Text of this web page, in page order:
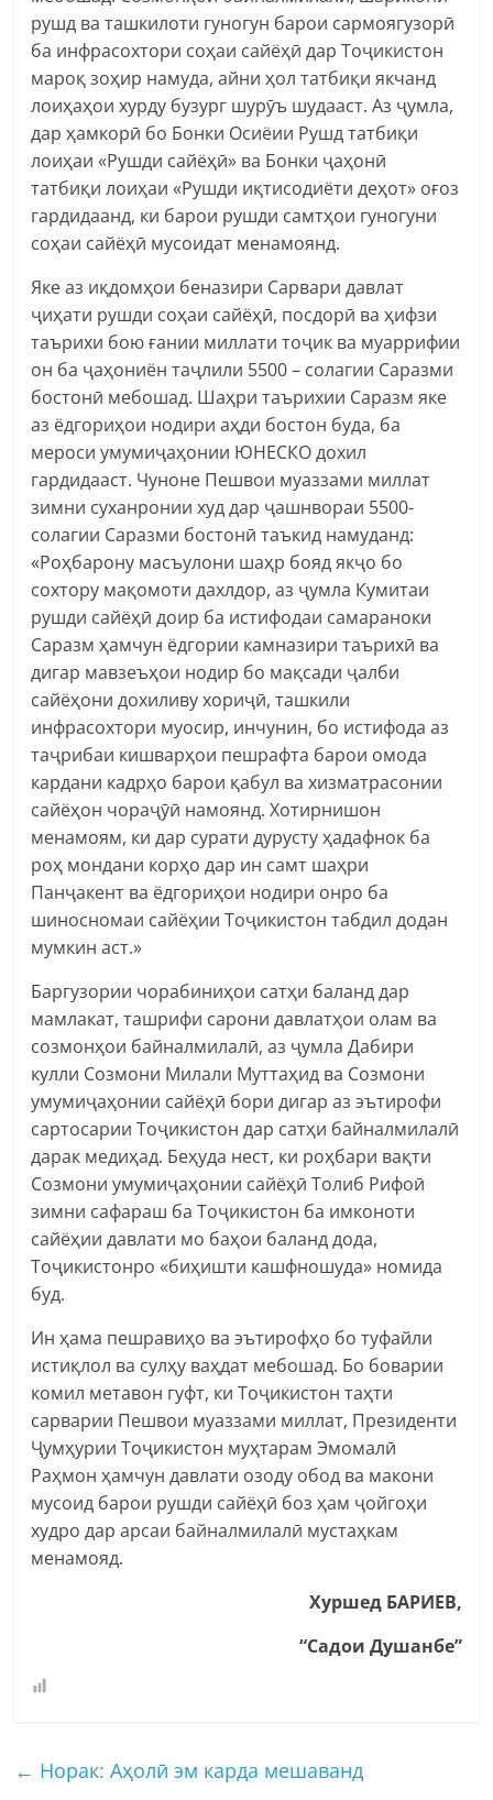
рушд ва ташкилоти гуногун барои сармоягузорӣ
ба инфрасохтори соҳаи сайёҳӣ дар Тоҷикистон
мароқ зоҳир намуда, айни ҳол татбиқи якчанд
лоиҳаҳои хурду бузург шурӯъ шудааст. Аз ҷумла,
дар ҳамкорӣ бо Бонки Осиёии Рушд татбиқи
лоиҳаи «Рушди сайёҳӣ» ва Бонки ҷаҳонӣ
татбиқи лоиҳаи «Рушди иқтисодиёти деҳот» оғоз
гардидаанд, ки барои рушди самтҳои гуногуни
соҳаи сайёҳӣ мусоидат менамоянд.
Яке аз иқдомҳои беназири Сарвари давлат
ҷиҳати рушди соҳаи сайёҳӣ, посдорӣ ва ҳифзи
таърихи бою ғании миллати тоҷик ва муаррифии
он ба ҷаҳониён таҷлили 5500 – солагии Саразми
бостонӣ мебошад. Шаҳри таърихии Саразм яке
аз ёдгориҳои нодири аҳди бостон буда, ба
мероси умумиҷаҳонии ЮНЕСКО дохил
гардидааст. Чуноне Пешвои муаззами миллат
зимни суханронии худ дар ҷашнвораи 5500-
солагии Саразми бостонӣ таъкид намуданд:
«Роҳбарону масъулони шаҳр бояд якҷо бо
сохтору мақомоти дахлдор, аз ҷумла Кумитаи
рушди сайёҳӣ доир ба истифодаи самараноки
Саразм ҳамчун ёдгории камназири таърихӣ ва
дигар мавзеъҳои нодир бо мақсади ҷалби
сайёҳони дохиливу хориҷӣ, ташкили
инфрасохтори муосир, инчунин, бо истифода аз
таҷрибаи кишварҳои пешрафта барои омода
кардани кадрҳо барои қабул ва хизматрасонии
сайёҳон чораҷӯӣ намоянд. Хотирнишон
менамоям, ки дар сурати дурусту ҳадафнок ба
роҳ мондани корҳо дар ин самт шаҳри
Панҷакент ва ёдгориҳои нодири онро ба
шиносномаи сайёҳии Тоҷикистон табдил додан
мумкин аст.»
Баргузории чорабиниҳои сатҳи баланд дар
мамлакат, ташрифи сарони давлатҳои олам ва
созмонҳои байналмилалӣ, аз ҷумла Дабири
кулли Созмони Милали Муттаҳид ва Созмони
умумиҷаҳонии сайёҳӣ бори дигар аз эътирофи
сартосарии Тоҷикистон дар сатҳи байналмилалӣ
дарак медиҳад. Беҳуда нест, ки роҳбари вақти
Созмони умумиҷаҳонии сайёҳӣ Толиб Рифоӣ
зимни сафараш ба Тоҷикистон ба имконоти
сайёҳии давлати мо баҳои баланд дода,
Тоҷикистонро «биҳишти кашфношуда» номида
буд.
Ин ҳама пешравиҳо ва эътирофҳо бо туфайли
истиқлол ва сулҳу ваҳдат мебошад. Бо боварии
комил метавон гуфт, ки Тоҷикистон таҳти
сарварии Пешвои муаззами миллат, Президенти
Ҷумҳурии Тоҷикистон муҳтарам Эмомалӣ
Раҳмон ҳамчун давлати озоду обод ва макони
мусоид барои рушди сайёҳӣ боз ҳам ҷойгоҳи
худро дар арсаи байналмилалӣ мустаҳкам
менамояд.
Хуршед БАРИЕВ,
“Садои Душанбе”
← Норак: Аҳолӣ эм карда мешаванд